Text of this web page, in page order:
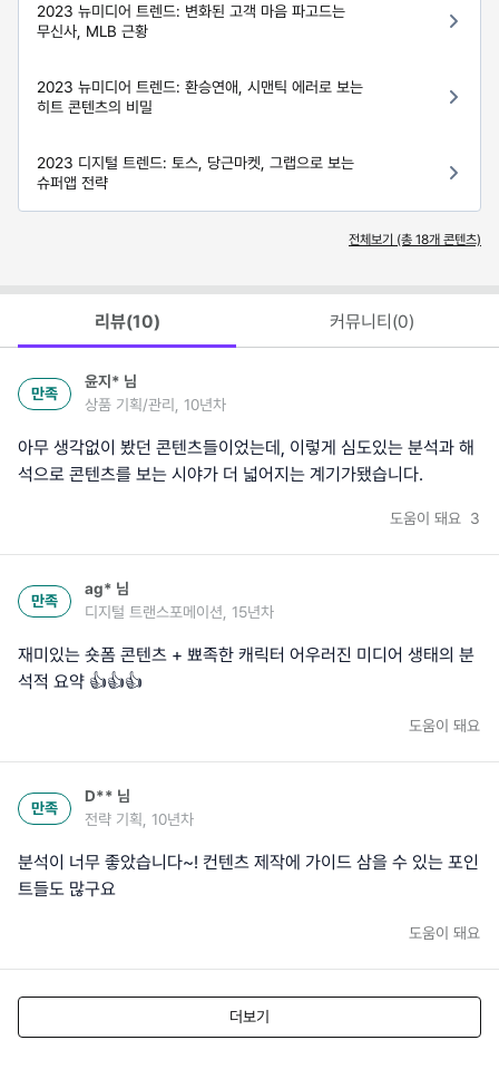
2023 뉴미디어 트렌드: 변화된 고객 마음 파고드는
무신사, MLB 근황
2023 뉴미디어 트렌드: 환승연애, 시맨틱 에러로 보는
히트 콘텐츠의 비밀
2023 디지털 트렌드: 토스, 당근마켓, 그랩으로 보는
슈퍼앱 전략
전체보기 (총 18개 콘텐츠)
리뷰(10) 커뮤니티(0)
만족
윤지* 님
상품 기획/관리, 10년차
아무 생각없이 봤던 콘텐츠들이었는데, 이렇게 심도있는 분석과 해
석으로 콘텐츠를 보는 시야가 더 넓어지는 계기가됐습니다.
도움이 돼요 3
만족
ag* 님
디지털 트랜스포메이션, 15년차
재미있는 숏폼 콘텐츠 + 뾰족한 캐릭터 어우러진 미디어 생태의 분
석적 요약 👍👍👍
도움이 돼요
만족
D** 님
전략 기획, 10년차
분석이 너무 좋았습니다~! 컨텐츠 제작에 가이드 삼을 수 있는 포인
트들도 많구요
도움이 돼요
더보기